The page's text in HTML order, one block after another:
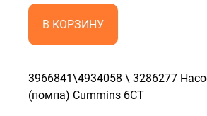
В КОРЗИНУ
3966841\4934058 \ 3286277
(помпа) Cummins 6CT